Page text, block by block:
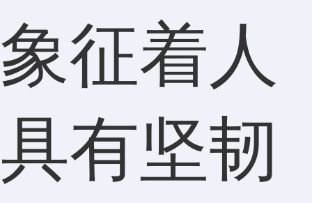
象征着人
具有坚韧